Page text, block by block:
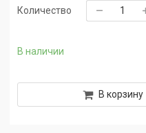
В наличии
Количество
В корзину